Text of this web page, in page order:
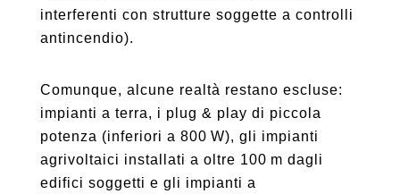
interferenti con strutture soggette a controlli
antincendio).
Comunque, alcune realtà restano escluse:
impianti a terra, i plug & play di piccola
potenza (inferiori a 800 W), gli impianti
agrivoltaici installati a oltre 100 m dagli
edifici soggetti e gli impianti a